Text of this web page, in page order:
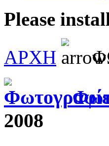
Please
ΑΡΧΗ
2008